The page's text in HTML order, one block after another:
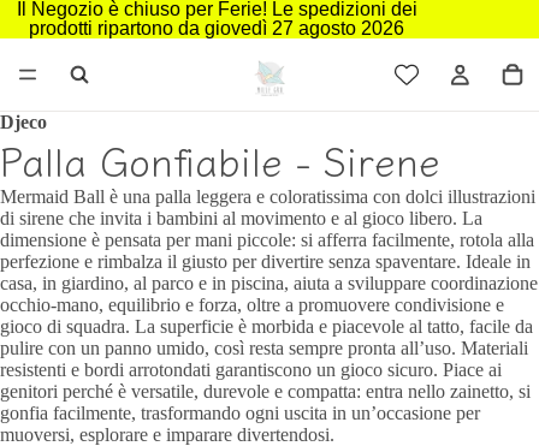
Il Negozio è chiuso per Ferie! Le spedizioni dei
prodotti ripartono da giovedì 27 agosto 2026
Djeco
Palla Gonfiabile - Sirene
Mermaid Ball è una palla leggera e coloratissima con dolci illustrazioni
di sirene che invita i bambini al movimento e al gioco libero. La
dimensione è pensata per mani piccole: si afferra facilmente, rotola alla
perfezione e rimbalza il giusto per divertire senza spaventare. Ideale in
casa, in giardino, al parco e in piscina, aiuta a sviluppare coordinazione
occhio-mano, equilibrio e forza, oltre a promuovere condivisione e
gioco di squadra. La superficie è morbida e piacevole al tatto, facile da
pulire con un panno umido, così resta sempre pronta all’uso. Materiali
resistenti e bordi arrotondati garantiscono un gioco sicuro. Piace ai
genitori perché è versatile, durevole e compatta: entra nello zainetto, si
gonfia facilmente, trasformando ogni uscita in un’occasione per
muoversi, esplorare e imparare divertendosi.